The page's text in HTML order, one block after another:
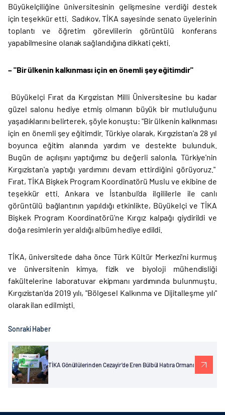
Büyükelçiliğine üniversitesinin gelişmesine verdiği destek
için teşekkür etti. Sadıkov, TİKA sayesinde senato üyelerinin
toplantı ve öğretim görevlilerin görüntülü konferans
yapabilmesine olanak sağlandığına dikkati çekti.
– "Bir ülkenin kalkınması için en önemli şey eğitimdir"
Büyükelçi Fırat da Kırgızistan Milli Üniversitesine bu kadar
güzel salonu hediye etmiş olmanın büyük bir mutluluğunu
yaşadıklarını belirterek, şöyle konuştu: "Bir ülkenin kalkınması
için en önemli şey eğitimdir. Türkiye olarak, Kırgızistan'a 28 yıl
boyunca eğitim alanında yardım ve destekte bulunduk.
Bugün de açılışını yaptığımız bu değerli salonla, Türkiye'nin
Kırgızistan'a yaptığı yardımını devam ettirdiğini görüyoruz."
Fırat, TİKA Bişkek Program Koordinatörü Muslu ve ekibine de
teşekkür etti. Ankara ve İstanbul'da ilgililerle ile canlı
görüntülü bağlantının yapıldığı etkinlikte, Büyükelçi ve TİKA
Bişkek Program Koordinatörü'ne Kırgız kalpağı giydirildi ve
doğa resimlerin yer aldığı albüm hediye edildi.
TİKA, üniversitede daha önce Türk Kültür Merkezi'ni kurmuş
ve üniversitenin kimya, fizik ve biyoloji mühendisliği
fakültelerine laboratuvar ekipmanı yardımında bulunmuştu.
Kırgızistan'da 2019 yılı, "Bölgesel Kalkınma ve Dijitalleşme yılı"
olarak ilan edilmişti.
Sonraki Haber
TİKA Gönüllülerinden Cezayir’de Eren Bülbül Hatıra Ormanı